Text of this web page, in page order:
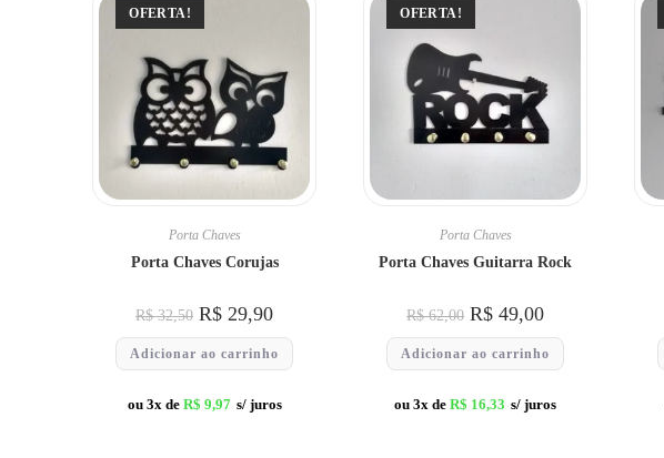
OFERTA!
Porta Chaves
Porta Chaves Corujas
R$32,50 R$ 29,90
Adicionar ao carrinho
ou 3x de R$ 9,97 s/ juros
OFERTA!
Porta Chaves
Porta Chaves Guitarra Rock
R$62,00 R$ 49,00
Adicionar ao carrinho
ou 3x de R$ 16,33 s/ juros